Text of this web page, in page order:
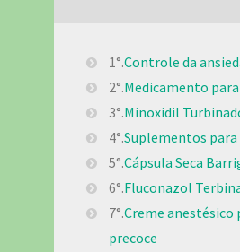
1°.Controle da
2°.Medicamento
3°.Minoxidil
4°.Suplementos
5°.Cápsula Seca
6°.Fluconazol
7°.Creme anestésico
precoce